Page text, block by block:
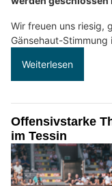
Wir freuen uns riesig,
Gänsehaut-
Weiterlesen
Offensivstarke
im Tessin